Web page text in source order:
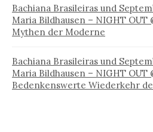
Bachiana Brasileiras und
Maria Bildhausen – NIGHT OUT
Mythen der Moderne
Bachiana Brasileiras und
Maria Bildhausen – NIGHT OUT
Bedenkenswerte Wiederkehr